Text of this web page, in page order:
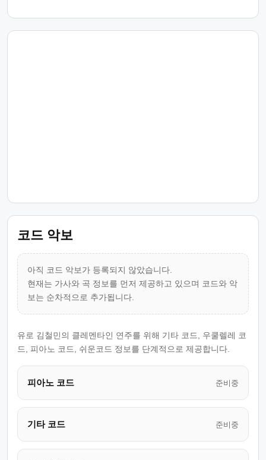
코드 악보
아직 코드 악보가 등록되지 않았습니다.
현재는 가사와 곡 정보를 먼저 제공하고 있으며 코드와 악
보는 순차적으로 추가됩니다.
유로 김철민의 클레멘타인 연주를 위해 기타 코드, 우쿨렐레 코
드, 피아노 코드, 쉬운코드 정보를 단계적으로 제공합니다.
피아노 코드 준비중
기타 코드 준비중